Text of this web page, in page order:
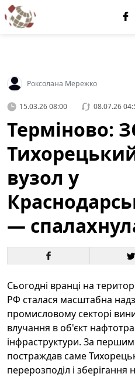
Роксолана Мережко
15.03.26 08:00 08.07.26
Терміново:
вузол у
—
Сьогодні вранці на
РФ сталася масштабна
промисловому секторі
влучання в об'єкт
інфраструктури. За
постраждав саме
перерозподіл і зберігання